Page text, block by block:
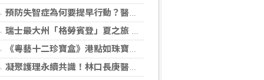
預防失智症為何要提早行動？醫揭：ApoE基因檢測助提早看見失智風險
瑞士最大州「格勞賓登」夏之旅 推薦6座山間秘境，感受不同阿爾卑斯療癒度假風情！
《粵藝十二珍寶盒》港點如珠寶藝術 臺中勤美洲際明娟樓餐桌變成精品櫃位？
凝聚護理永續共識！林口長庚醫院攜手各界打造永續護理職場，共創健康台灣